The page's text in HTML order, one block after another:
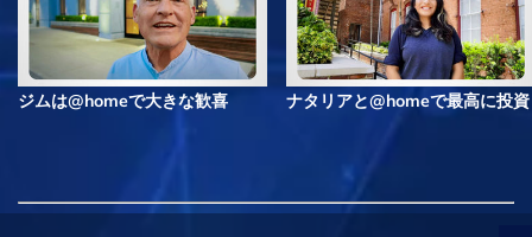
ジムは@homeで大きな歓喜 ナタリアと@homeで最高に投資